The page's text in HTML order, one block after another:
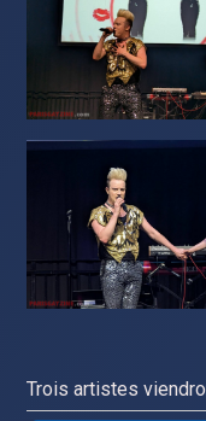
Trois artistes